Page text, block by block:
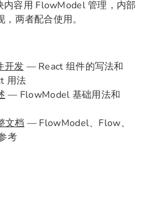
内容用 FlowModel 管理，内部
两者配合使用。
开发 — React 组件的写法和
用法
— FlowModel 基础用法和
文档 — FlowModel、Flow、
考